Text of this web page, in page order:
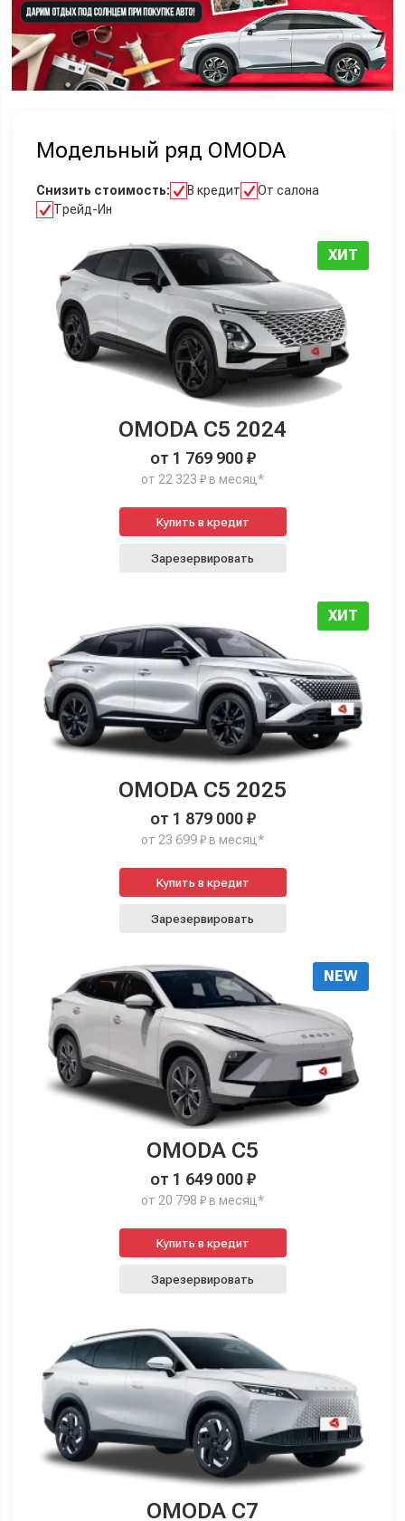
Модельный ряд OMODA
Снизить стоимость: В кредит
От салона
Трейд-Ин
ХИТ
OMODA C5 2024
от 1 769 900 ₽
от 22 323 ₽ в месяц*
Купить в кредит
Зарезервировать
ХИТ
OMODA C5 2025
от 1 879 000 ₽
от 23 699 ₽ в месяц*
Купить в кредит
Зарезервировать
NEW
OMODA C5
от 1 649 000 ₽
от 20 798 ₽ в месяц*
Купить в кредит
Зарезервировать
OMODA C7